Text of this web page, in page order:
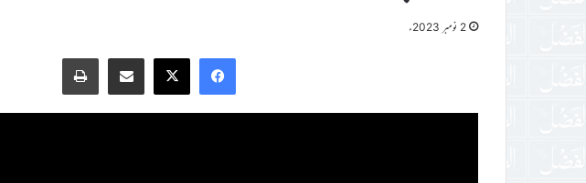
2 نومبر 2023ء
Facebook
X
Share via Email
Print